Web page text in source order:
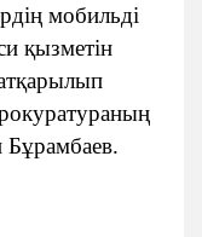
мобильді
қызметін